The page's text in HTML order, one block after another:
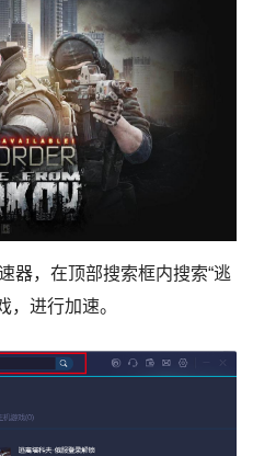
器，在顶部搜索框内搜索“逃
，进行加速。